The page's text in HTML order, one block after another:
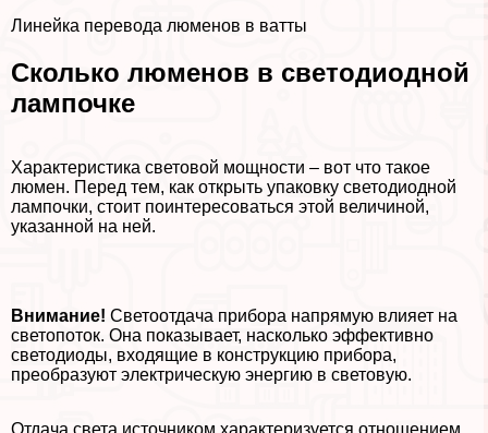
Линейка перевода люменов в ватты
Сколько люменов в светодиодной
лампочке
Хаpaктеристика световой мощности – вот что такое
люмен. Перед тем, как открыть упаковку светодиодной
лампочки, стоит поинтересоваться этой величиной,
указанной на ней.
Внимание! Светоотдача прибора напрямую влияет на
светопоток. Она показывает, насколько эффективно
светодиоды, входящие в конструкцию прибора,
преобразуют электрическую энергию в световую.
Отдача света источником хаpaктеризуется отношением